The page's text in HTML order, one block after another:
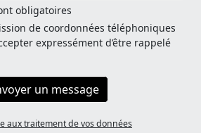
obligatoires
de coordonnées téléphoniques
expressément d’être rappelé
un message
aux traitement de vos données